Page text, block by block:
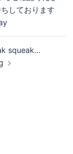
しております
squeak…